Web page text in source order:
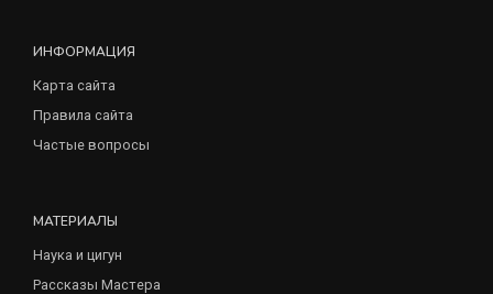
ИНФОРМАЦИЯ
Карта сайта
Правила сайта
Частые вопросы
МАТЕРИАЛЫ
Наука и цигун
Рассказы Мастера